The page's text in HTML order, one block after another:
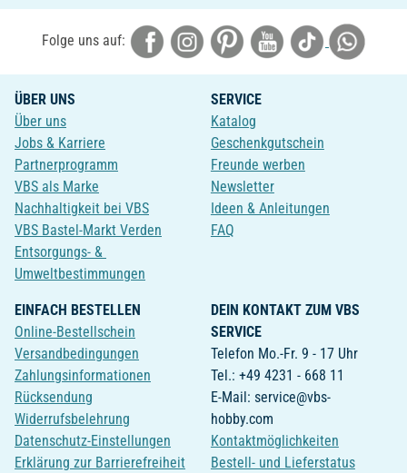
Folge uns auf:
ÜBER UNS
Über uns
Jobs & Karriere
Partnerprogramm
VBS als Marke
Nachhaltigkeit bei VBS
VBS Bastel-Markt Verden
Entsorgungs- &
Umweltbestimmungen
SERVICE
Katalog
Geschenkgutschein
Freunde werben
Newsletter
Ideen & Anleitungen
FAQ
EINFACH BESTELLEN
Online-Bestellschein
Versandbedingungen
Zahlungsinformationen
Rücksendung
Widerrufsbelehrung
Datenschutz-Einstellungen
Erklärung zur Barrierefreiheit
DEIN KONTAKT ZUM VBS
SERVICE
Telefon Mo.-Fr. 9 - 17 Uhr
Tel.: +49 4231 - 668 11
E-Mail: service@vbs-
hobby.com
Kontaktmöglichkeiten
Bestell- und Lieferstatus